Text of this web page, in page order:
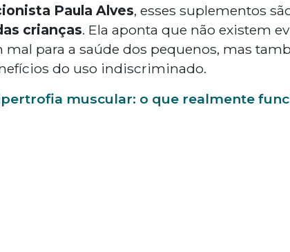
Paula Alves, esses suplementos
crianças. Ela aponta que não existem
para a saúde dos pequenos, mas
do uso indiscriminado.
muscular: o que realmente